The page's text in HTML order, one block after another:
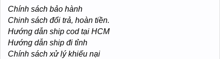
Chính sách bảo hành
Chinh sách đổi trả, hoàn tiền.
Hướng dẫn ship cod tại HCM
Hướng dẫn ship đi tỉnh
Chính sách xử lý khiếu nại